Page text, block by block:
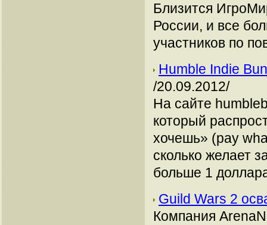
Близится
России, и все
участников по
Humble Indie
/20.09.2012/
На сайте
который
хочешь» (pay
сколько желает
больше 1
Guild Wars 2
Компания